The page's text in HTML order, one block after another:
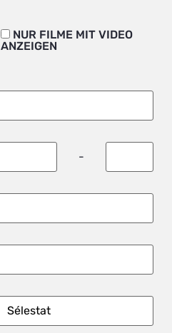
NUR FILME MIT VIDEO
ANZEIGEN
-